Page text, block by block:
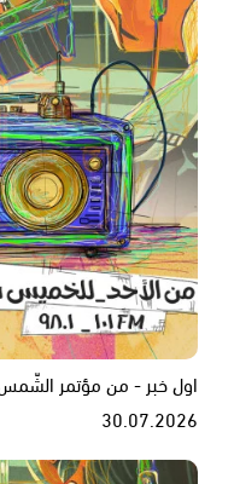
اول خبر - من مؤتمر
30.07.2026